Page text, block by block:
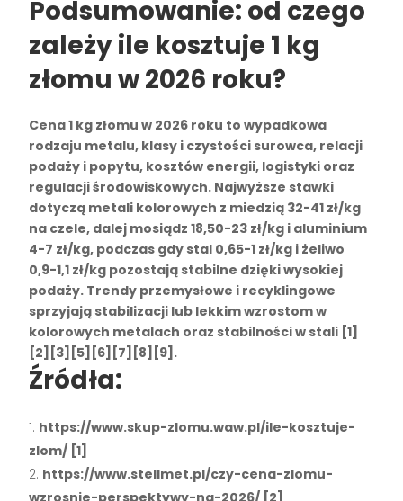
Podsumowanie: od czego
zależy ile kosztuje 1 kg
złomu w 2026 roku?
Cena 1 kg złomu w 2026 roku to wypadkowa
rodzaju metalu, klasy i czystości surowca, relacji
podaży i popytu, kosztów energii, logistyki oraz
regulacji środowiskowych. Najwyższe stawki
dotyczą metali kolorowych z miedzią 32-41 zł/kg
na czele, dalej mosiądz 18,50-23 zł/kg i aluminium
4-7 zł/kg, podczas gdy stal 0,65-1 zł/kg i żeliwo
0,9-1,1 zł/kg pozostają stabilne dzięki wysokiej
podaży. Trendy przemysłowe i recyklingowe
sprzyjają stabilizacji lub lekkim wzrostom w
kolorowych metalach oraz stabilności w stali [1]
[2][3][5][6][7][8][9].
Źródła:
https://www.skup-zlomu.waw.pl/ile-kosztuje-
zlom/ [1]
https://www.stellmet.pl/czy-cena-zlomu-